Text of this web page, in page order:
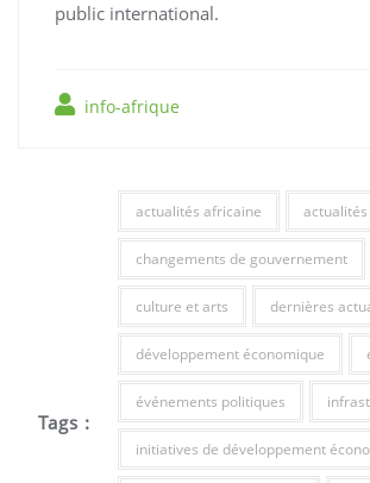
public international.
info-afrique
Tags :
actualités africaine
changements de gouvernement
culture et arts dernières
développement économique
événements politiques
initiatives de développement